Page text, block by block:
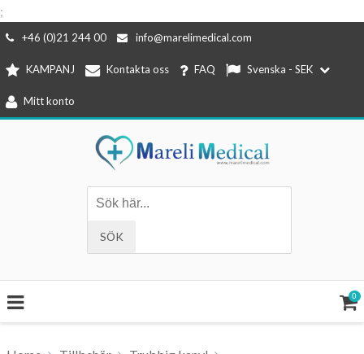
;
Hoppa
innehåll
+46 (0)21 244 00 info@marelimedical.com
KAMPANJ Kontakta oss FAQ Svenska - SEK
Mitt konto
0